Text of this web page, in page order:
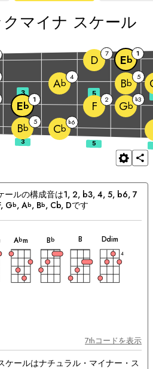
マイナ スケール
Bb 5 Cb
b6
Eb 1 F 2 Gb
b3
Ab 4 Bb 5
D 7 Eb 1
3 5
ールの構成音は1, 2, b3, 4, 5, b6, 7
, Gb, Ab, Bb, Cb, Dです
Abm Bb B Ddim
4
7thコードを表示
ケールはナチュラル・マイナー・ス